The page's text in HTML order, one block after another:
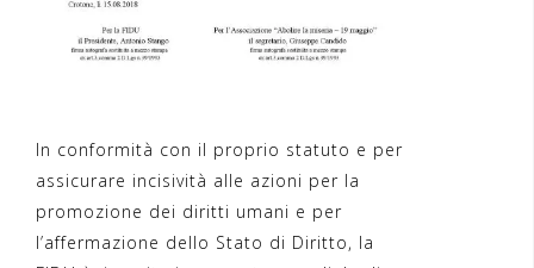
In conformità con il proprio statuto e per
assicurare incisività alle azioni per la
promozione dei diritti umani e per
l’affermazione dello Stato di Diritto, la